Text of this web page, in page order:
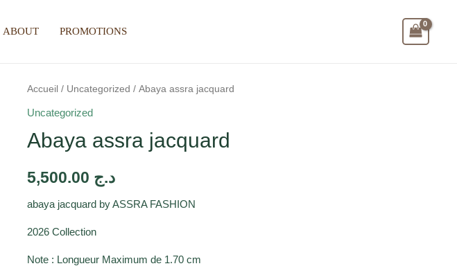
ABOUT PROMOTIONS
Accueil / Uncategorized / Abaya assra jacquard
Uncategorized
Abaya assra jacquard
د.ج
abaya jacquard by ASSRA FASHION
2026 Collection
Note : Longueur Maximum de 1.70 cm